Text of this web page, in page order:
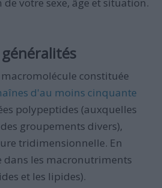
constituée
d'au moins cinquante
polypeptides (auxquelles
groupements divers),
tridimensionnelle. En
dans les macronutriments
et les lipides).